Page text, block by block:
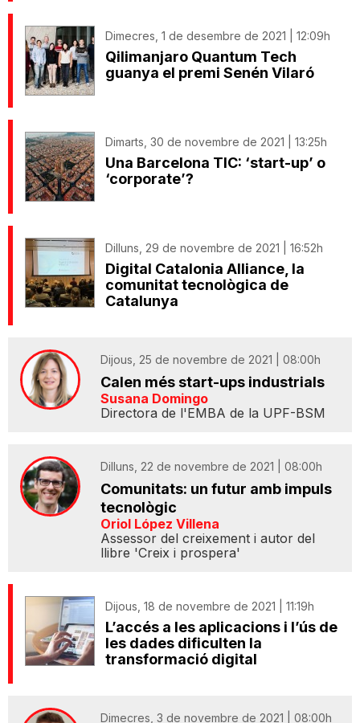
Dimecres, 1 de desembre de 2021 | 12:09h
Qilimanjaro Quantum Tech
guanya el premi Senén Vilaró
Dimarts, 30 de novembre de 2021 | 13:25h
Una Barcelona TIC: ‘start-up’ o
‘corporate’?
Dilluns, 29 de novembre de 2021 | 16:52h
Digital Catalonia Alliance, la
comunitat tecnològica de
Catalunya
Dijous, 25 de novembre de 2021 | 08:00h
Calen més start-ups industrials
Susana Domingo
Directora de l'EMBA de la UPF-BSM
Dilluns, 22 de novembre de 2021 | 08:00h
Comunitats: un futur amb impuls
tecnològic
Oriol López Villena
Assessor del creixement i autor del
llibre 'Creix i prospera'
Dijous, 18 de novembre de 2021 | 11:19h
L’accés a les aplicacions i l’ús de
les dades dificulten la
transformació digital
Dimecres, 3 de novembre de 2021 | 08:00h